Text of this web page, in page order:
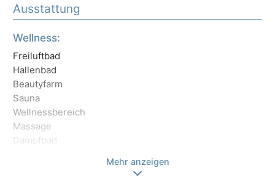
Ausstattung
Wellness:
Freiluftbad
Hallenbad
Beautyfarm
Sauna
Wellnessbereich
Massage
Dampfbad
Mehr anzeigen